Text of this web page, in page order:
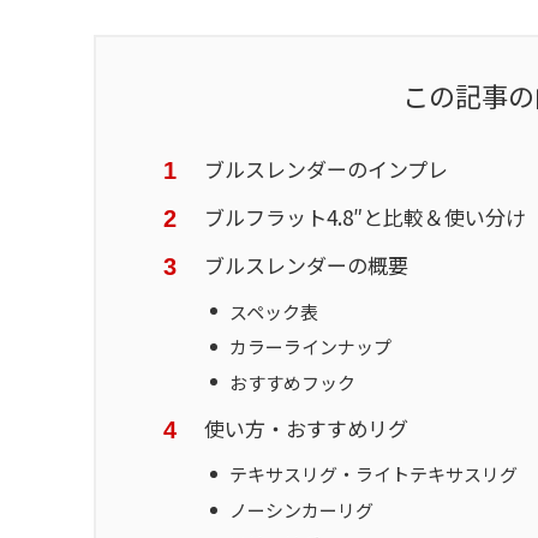
この記事
ブルスレンダーのインプレ
ブルフラット4.8″と比較＆使い分け
ブルスレンダーの概要
スペック表
カラーラインナップ
おすすめフック
使い方・おすすめリグ
テキサスリグ・ライトテキサスリグ
ノーシンカーリグ